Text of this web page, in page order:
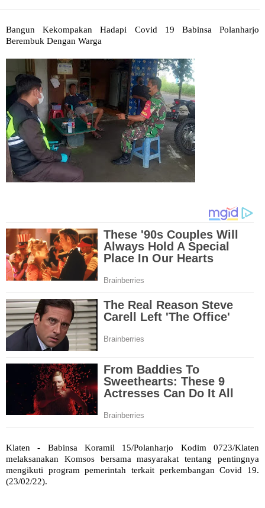
Bangun Kekompakan Hadapi Covid 19 Babinsa Polanharjo
Berembuk Dengan Warga
Klaten - Babinsa Koramil 15/Polanharjo Kodim 0723/Klaten
melaksanakan Komsos bersama masyarakat tentang pentingnya
mengikuti program pemerintah terkait perkembangan Covid 19.
(23/02/22).